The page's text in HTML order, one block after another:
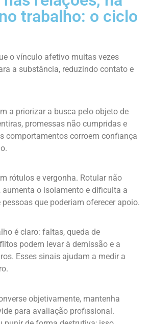
trabalho: o ciclo
o vínculo afetivo muitas vezes
a substância, reduzindo contato e
a priorizar a busca pelo objeto de
promessas não cumpridas e
comportamentos corroem confiança
rótulos e vergonha. Rotular não
aumenta o isolamento e dificulta a
que poderiam oferecer apoio.
é claro: faltas, queda de
podem levar à demissão e a
Esses sinais ajudam a medir a
objetivamente, mantenha
para avaliação profissional.